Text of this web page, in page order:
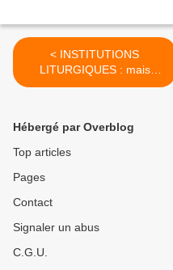
< INSTITUTIONS
LITURGIQUES : mais
voyons à l'œuvre ces
Hébergé par Overblog
Top articles
Pages
Contact
Signaler un abus
C.G.U.